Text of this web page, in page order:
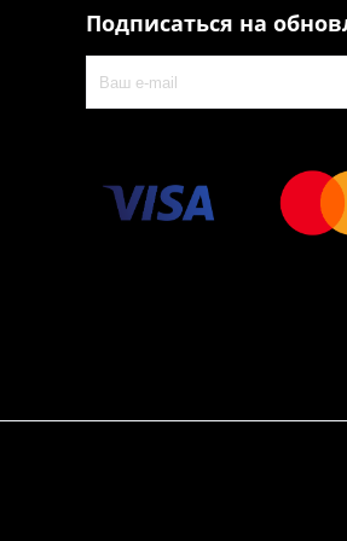
Подписаться на